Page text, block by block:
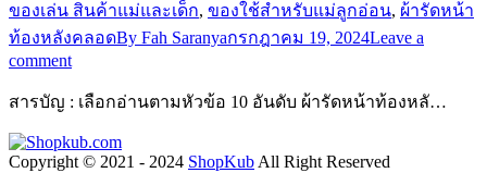
ของเล่น สินค้าแม่และเด็ก, ของใช้สำหรับแม่ลูกอ่อน, ผ้ารัดหน้า
ท้องหลังคลอดBy Fah Saranyaกรกฎาคม 19, 2024Leave a
comment
สารบัญ : เลือกอ่านตามหัวข้อ 10 อันดับ ผ้ารัดหน้าท้องหลั…
Copyright © 2021 - 2024 ShopKub All Right Reserved